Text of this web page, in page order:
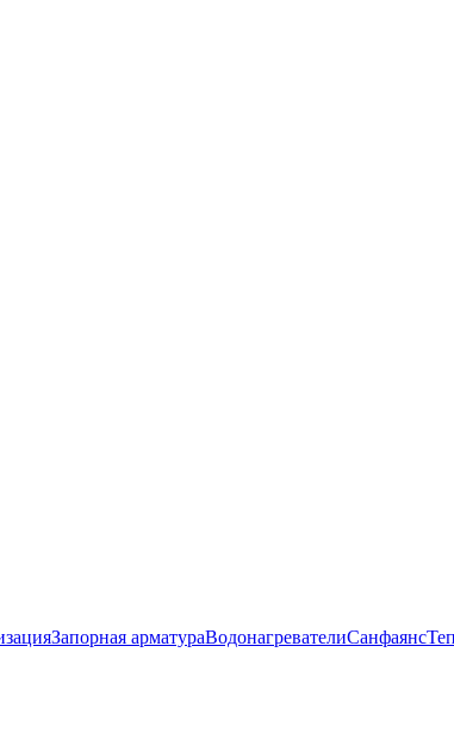
Запорная арматураВодонагревателиСанфаянс